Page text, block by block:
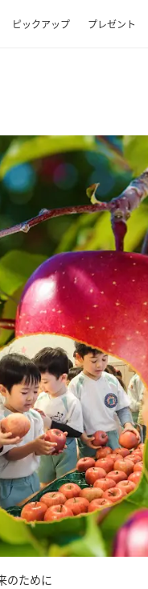
ピックアップ プレゼント
のために